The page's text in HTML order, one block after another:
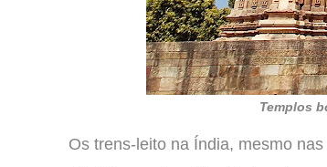
Templos
Os trens-leito na Índia, mesmo